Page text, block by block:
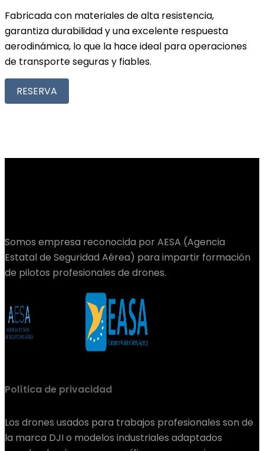
Fabricada con materiales de alta resistencia,
garantiza durabilidad y una excelente respuesta
aerodinámica, lo que la hace ideal para operaciones
de transporte seguras y fiables.
RESERVA
Somos empresa reconocida por AESA (Agencia
Estatal de Seguridad Aérea) para impartir formación
de pilotos profesionales de drones.
Política de privacidad
Los drones usados para trabajos profesionales son de
la marca DJI o modelos industriales adaptados